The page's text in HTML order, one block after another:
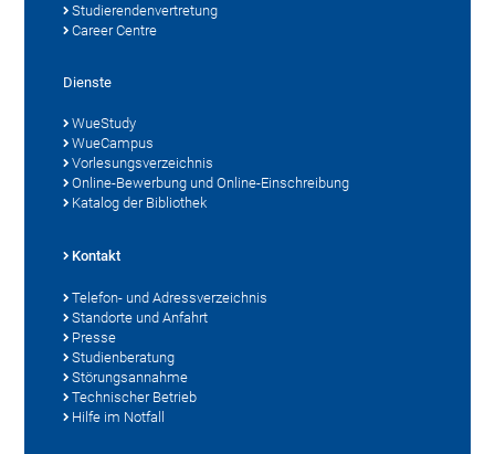
Studierendenvertretung
Career Centre
Dienste
WueStudy
WueCampus
Vorlesungsverzeichnis
Online-Bewerbung und Online-Einschreibung
Katalog der Bibliothek
Kontakt
Telefon- und Adressverzeichnis
Standorte und Anfahrt
Presse
Studienberatung
Störungsannahme
Technischer Betrieb
Hilfe im Notfall